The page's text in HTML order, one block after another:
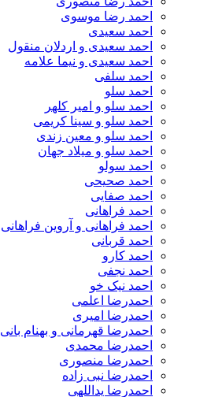
احمد رضا موسوی
احمد سعیدی
احمد سعیدی و اردلان منقول
احمد سعیدی و نیما علامه
احمد سلفی
احمد سلو
احمد سلو و امیر کلهر
احمد سلو و سینا کریمی
احمد سلو و معین زندی
احمد سلو و میلاد جهان
احمد سولو
احمد صحیحی
احمد صفایی
احمد فراهانی
احمد فراهانی و آروین فراهانی
احمد قربانی
احمد کارو
احمد نجفی
احمد نیک خو
احمدرضا اعلمی
احمدرضا امیری
احمدرضا قهرمانی و بهنام بانی
احمدرضا محمدی
احمدرضا منصوری
احمدرضا نبی زاده
احمدرضا یداللهی